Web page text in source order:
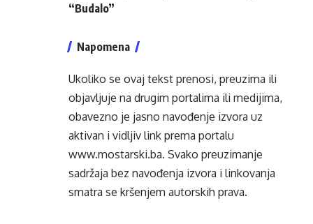
“Budalo”
Napomena
Ukoliko se ovaj tekst prenosi, preuzima ili
objavljuje na drugim portalima ili medijima,
obavezno je jasno navođenje izvora uz
aktivan i vidljiv link prema portalu
www.mostarski.ba. Svako preuzimanje
sadržaja bez navođenja izvora i linkovanja
smatra se kršenjem autorskih prava.